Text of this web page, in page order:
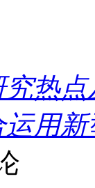
热
用